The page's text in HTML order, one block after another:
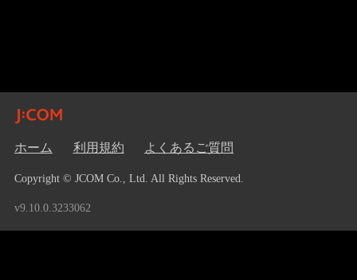
ホーム 利用規約 よくあるご質問
Copyright © JCOM Co., Ltd. All Rights Reserved.
v9.10.0.3233062